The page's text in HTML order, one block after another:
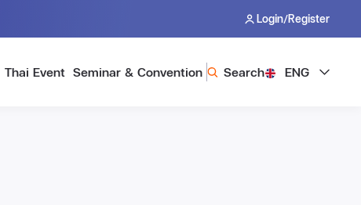
Login/Register
Thai Event Seminar & Convention Search ENG